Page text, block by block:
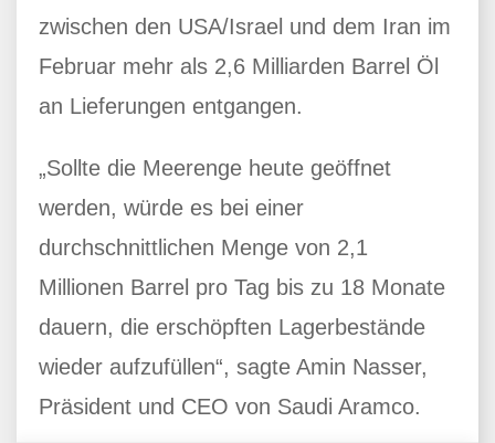
zwischen den USA/Israel und dem Iran im
Februar mehr als 2,6 Milliarden Barrel Öl
an Lieferungen entgangen.
„Sollte die Meerenge heute geöffnet
werden, würde es bei einer
durchschnittlichen Menge von 2,1
Millionen Barrel pro Tag bis zu 18 Monate
dauern, die erschöpften Lagerbestände
wieder aufzufüllen“, sagte Amin Nasser,
Präsident und CEO von Saudi Aramco.